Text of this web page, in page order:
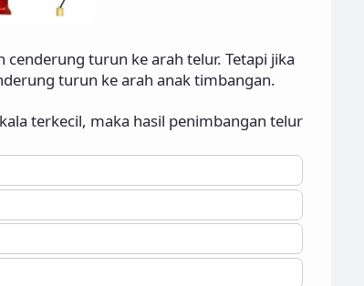
turun ke arah telur. Tetapi jika
turun ke arah anak timbangan.
terkecil, maka hasil penimbangan telur